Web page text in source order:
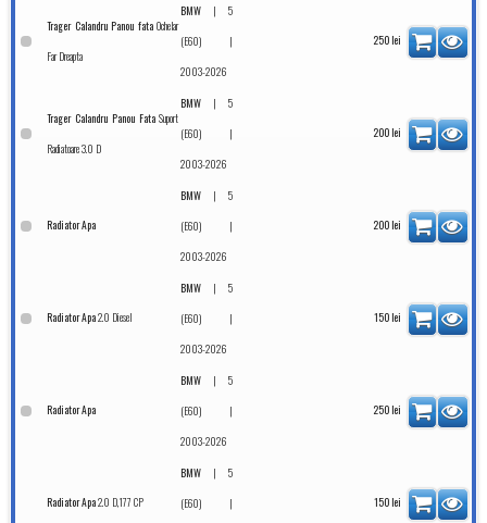
Trager Calandru Panou fataOchelar
Far Dreapta
BMW |5
(E60) |
2003-2026
250 lei
Trager Calandru Panou FataSuport
Radiatoare 3.0 D
BMW |5
(E60) |
2003-2026
200 lei
Radiator Apa
BMW |5
(E60) |
2003-2026
200 lei
Radiator Apa2.0 Diesel
BMW |5
(E60) |
2003-2026
150 lei
Radiator Apa
BMW |5
(E60) |
2003-2026
250 lei
Radiator Apa2.0 D,177 CP
BMW |5
(E60) |
150 lei